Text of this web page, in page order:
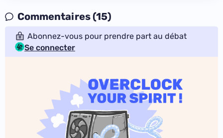
Commentaires (15)
Abonnez-vous pour prendre part au débat
Se connecter